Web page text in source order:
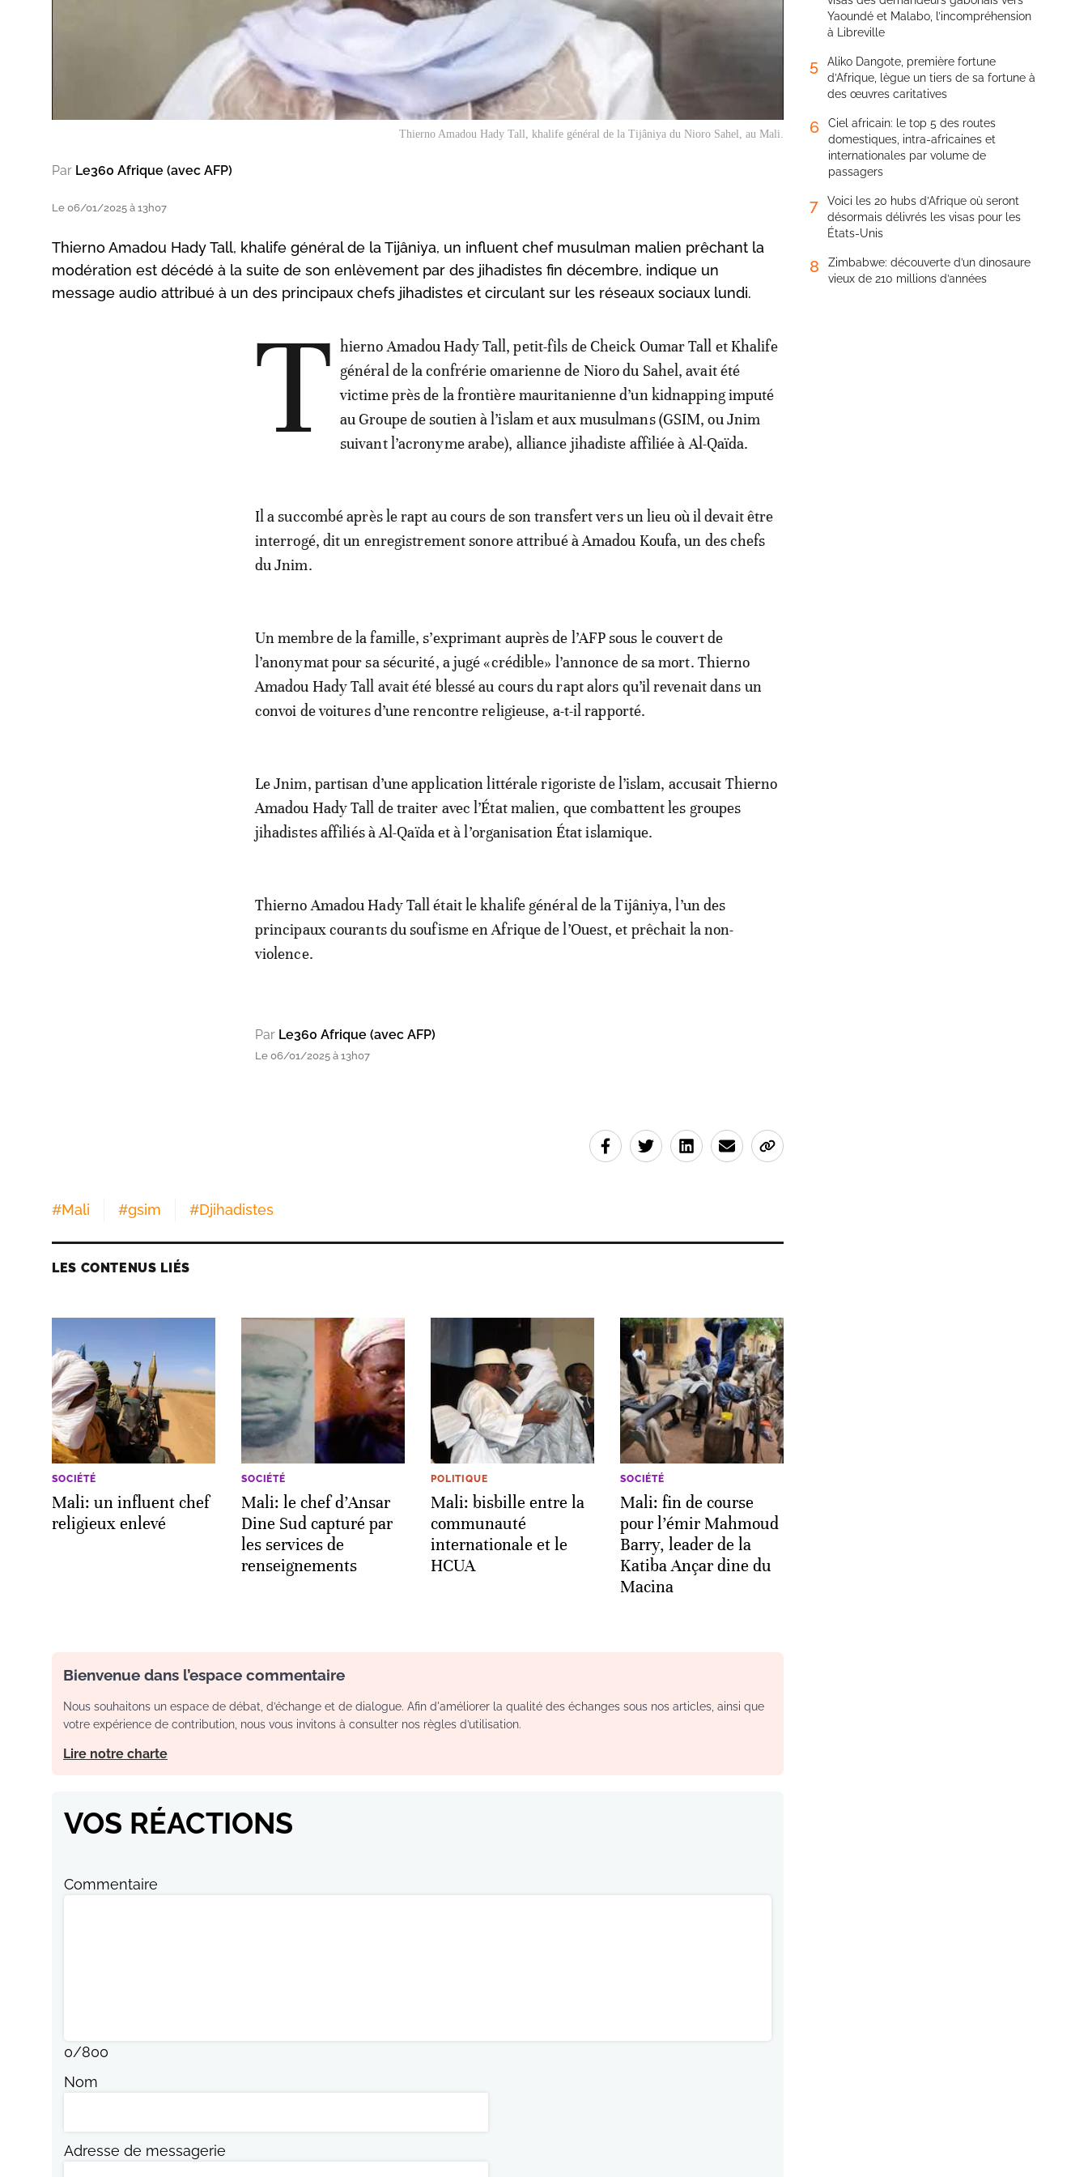
Thierno Amadou Hady Tall, khalife général de la Tijâniya du Nioro Sahel, au Mali.
Par Le360 Afrique (avec AFP)
Le 06/01/2025 à 13h07
Thierno Amadou Hady Tall, khalife général de la Tijâniya, un influent chef musulman malien prêchant la
modération est décédé à la suite de son enlèvement par des jihadistes fin décembre, indique un
message audio attribué à un des principaux chefs jihadistes et circulant sur les réseaux sociaux lundi.
T hierno Amadou Hady Tall, petit-fils de Cheick Oumar Tall et Khalife
général de la confrérie omarienne de Nioro du Sahel, avait été
victime près de la frontière mauritanienne d’un kidnapping imputé
au Groupe de soutien à l’islam et aux musulmans (GSIM, ou Jnim
suivant l’acronyme arabe), alliance jihadiste affiliée à Al-Qaïda.
Il a succombé après le rapt au cours de son transfert vers un lieu où il devait être
interrogé, dit un enregistrement sonore attribué à Amadou Koufa, un des chefs
du Jnim.
Un membre de la famille, s’exprimant auprès de l’AFP sous le couvert de
l’anonymat pour sa sécurité, a jugé «crédible» l’annonce de sa mort. Thierno
Amadou Hady Tall avait été blessé au cours du rapt alors qu’il revenait dans un
convoi de voitures d’une rencontre religieuse, a-t-il rapporté.
Le Jnim, partisan d’une application littérale rigoriste de l’islam, accusait Thierno
Amadou Hady Tall de traiter avec l’État malien, que combattent les groupes
jihadistes affiliés à Al-Qaïda et à l’organisation État islamique.
Thierno Amadou Hady Tall était le khalife général de la Tijâniya, l’un des
principaux courants du soufisme en Afrique de l’Ouest, et prêchait la non-
violence.
Par Le360 Afrique (avec AFP)
Le 06/01/2025 à 13h07
#Mali #gsim #Djihadistes
LES CONTENUS LIÉS
SOCIÉTÉ
Mali: un influent chef
religieux enlevé
SOCIÉTÉ
Mali: le chef d’Ansar
Dine Sud capturé par
les services de
renseignements
POLITIQUE
Mali: bisbille entre la
communauté
internationale et le
HCUA
SOCIÉTÉ
Mali: fin de course
pour l’émir Mahmoud
Barry, leader de la
Katiba Ançar dine du
Macina
Bienvenue dans l’espace commentaire
Nous souhaitons un espace de débat, d’échange et de dialogue. Afin d'améliorer la qualité des échanges sous nos articles, ainsi que
votre expérience de contribution, nous vous invitons à consulter nos règles d’utilisation.
Lire notre charte
VOS RÉACTIONS
Commentaire
0/800
Nom
Adresse de messagerie
Yaoundé et Malabo, l’incompréhension
à Libreville
5
Aliko Dangote, première fortune
d’Afrique, lègue un tiers de sa fortune à
des œuvres caritatives
6
Ciel africain: le top 5 des routes
domestiques, intra-africaines et
internationales par volume de
passagers
7
Voici les 20 hubs d’Afrique où seront
désormais délivrés les visas pour les
États-Unis
8
Zimbabwe: découverte d’un dinosaure
vieux de 210 millions d’années